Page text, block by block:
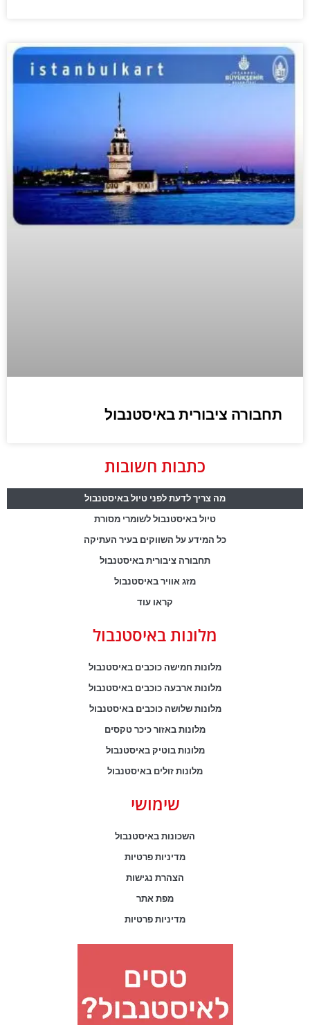
תחבורה ציבורית באיסטנבול
כתבות חשובות
מה צריך לדעת לפני טיול באיסטנבול
טיול באיסטנבול לשומרי מסורת
כל המידע על השווקים בעיר העתיקה
תחבורה ציבורית באיסטנבול
מזג אוויר באיסטנבול
קראו עוד
מלונות באיסטנבול
מלונות חמישה כוכבים באיסטנבול
מלונות ארבעה כוכבים באיסטנבול
מלונות שלושה כוכבים באיסטנבול
מלונות באזור כיכר טקסים
מלונות בוטיק באיסטנבול
מלונות זולים באיסטנבול
שימושי
השכונות באיסטנבול
מדיניות פרטיות
הצהרת נגישות
מפת אתר
מדיניות פרטיות